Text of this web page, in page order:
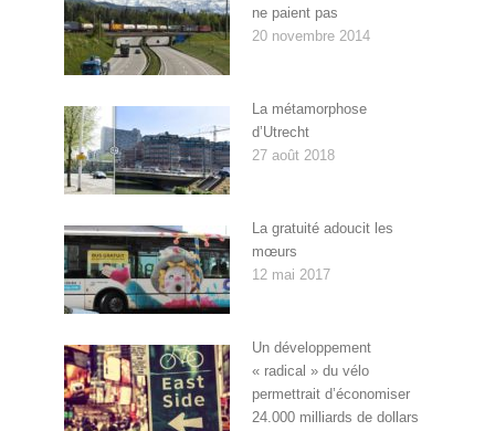
ne paient pas
20 novembre 2014
La métamorphose
d’Utrecht
27 août 2018
La gratuité adoucit les
mœurs
12 mai 2017
Un développement
« radical » du vélo
permettrait d’économiser
24.000 milliards de dollars